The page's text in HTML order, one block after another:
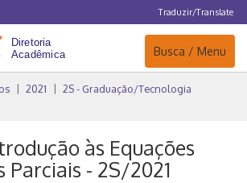
Traduzir/Translate
Navegação
Busca / Menu
2021
2S - Graduação/Tecnologia
às Equações
Parciais - 2S/2021